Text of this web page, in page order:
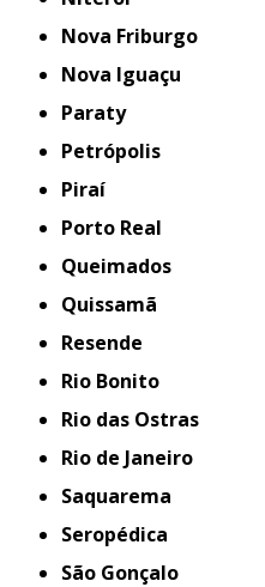
Nova Friburgo
Nova Iguaçu
Paraty
Petrópolis
Piraí
Porto Real
Queimados
Quissamã
Resende
Rio Bonito
Rio das Ostras
Rio de Janeiro
Saquarema
Seropédica
São Gonçalo